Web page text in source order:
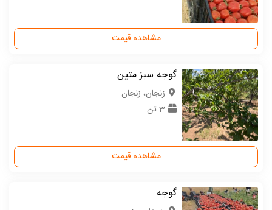
مشاهده قیمت
گوجه سبز متین
زنجان، زنجان
3 تن
مشاهده قیمت
گوجه